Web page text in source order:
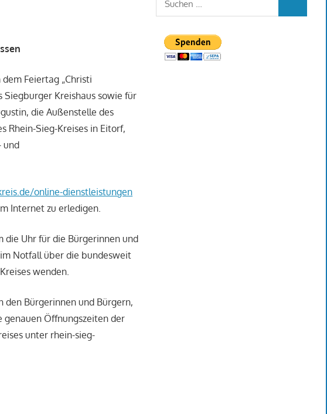
Feiertag „Christi
Siegburger Kreishaus sowie für
die Außenstelle des
Rhein-Sieg-Kreises in Eitorf,
und
online-dienstleistungen
Internet zu erledigen.
die Uhr für die Bürgerinnen und
im Notfall über die bundesweit
wenden.
Bürgerinnen und Bürgern,
genauen Öffnungszeiten der
unter rhein-sieg-